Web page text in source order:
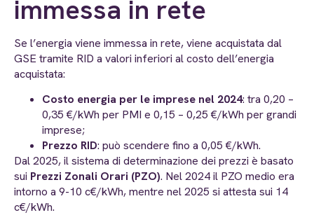
immessa in rete
Se l’energia viene immessa in rete, viene acquistata dal
GSE tramite RID a valori inferiori al costo dell’energia
acquistata:
Costo energia per le imprese nel 2024: tra 0,20 –
0,35 €/kWh per PMI e 0,15 – 0,25 €/kWh per grandi
imprese;
Prezzo RID: può scendere fino a 0,05 €/kWh.
Dal 2025, il sistema di determinazione dei prezzi è basato
sui Prezzi Zonali Orari (PZO). Nel 2024 il PZO medio era
intorno a 9-10 c€/kWh, mentre nel 2025 si attesta sui 14
c€/kWh.